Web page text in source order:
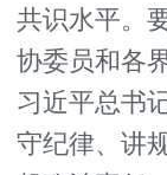
共识水平。
协委员和各
习近平总书
守纪律、讲